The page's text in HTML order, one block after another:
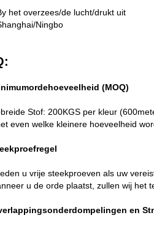
het overzees/de lucht/drukt uit
Ningbo
(MOQ)
Stof: 200KGS per kleur
even welke kleinere hoeveelheid
u vrije steekproeven als uw
u de orde plaatst, zullen wij het
en